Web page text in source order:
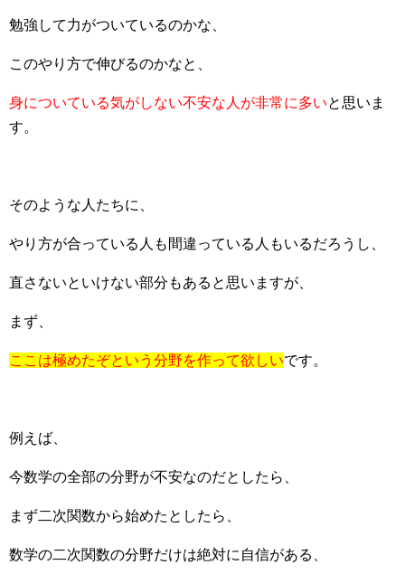
勉強して力がついているのかな、
このやり方で伸びるのかなと、
身についている気がしない不安な人が非常に多いと思いま
す。
そのような人たちに、
やり方が合っている人も間違っている人もいるだろうし、
直さないといけない部分もあると思いますが、
まず、
ここは極めたぞという分野を作って欲しいです。
例えば、
今数学の全部の分野が不安なのだとしたら、
まず二次関数から始めたとしたら、
数学の二次関数の分野だけは絶対に自信がある、